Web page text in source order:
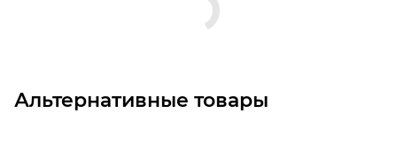
Альтернативные товары